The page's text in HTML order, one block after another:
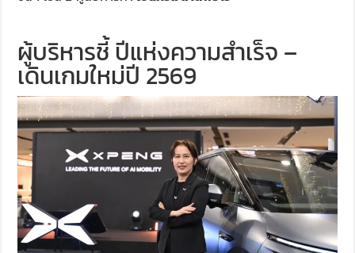
ผู้บริหารชี้ ปีแห่งความสำเร็จ –
เดินเกมใหม่ปี 2569